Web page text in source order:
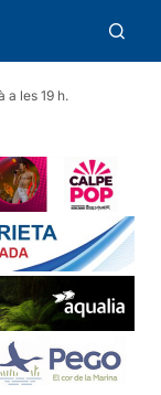
a les 19 h.